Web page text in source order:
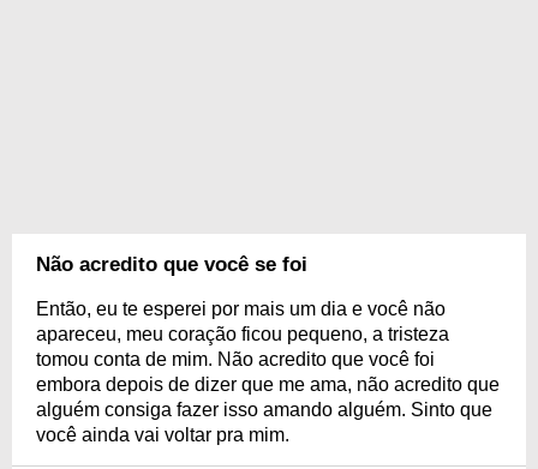
Não acredito que você se foi
Então, eu te esperei por mais um dia e você não
apareceu, meu coração ficou pequeno, a tristeza
tomou conta de mim. Não acredito que você foi
embora depois de dizer que me ama, não acredito que
alguém consiga fazer isso amando alguém. Sinto que
você ainda vai voltar pra mim.